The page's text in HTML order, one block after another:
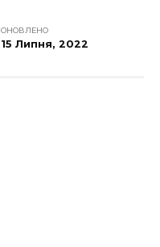
ОНОВЛЕНО
15 Липня, 2022